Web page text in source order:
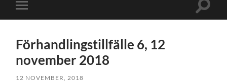
Slå
på/av
Slå
Förhandlingstillfälle 6, 12
november 2018
12 NOVEMBER, 2018